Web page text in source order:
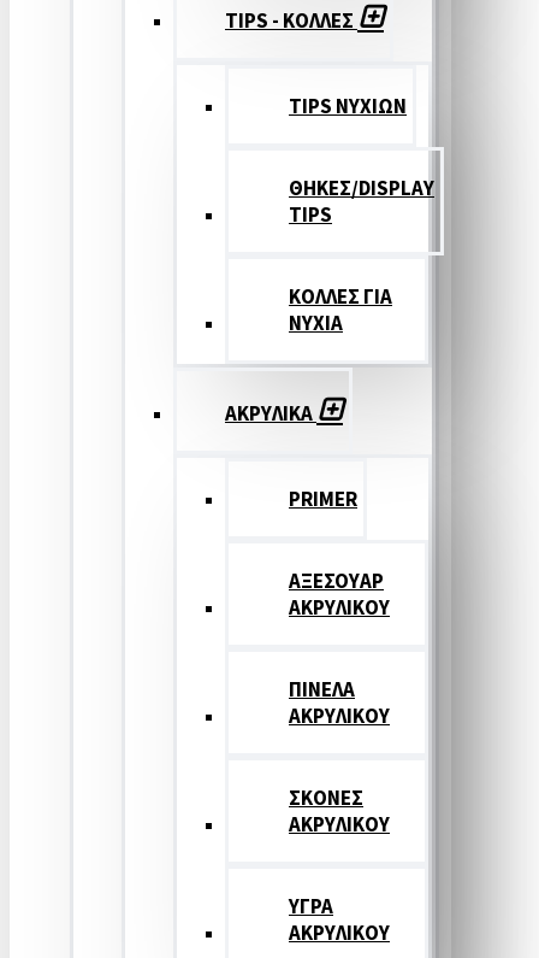
TIPS - ΚΟΛΛΕΣ
TIPS ΝΥΧΙΩΝ
ΘΗΚΕΣ/DISPLAY
TIPS
ΚΟΛΛΕΣ ΓΙΑ
ΝΥΧΙΑ
ΑΚΡΥΛΙΚΑ
PRIMER
ΑΞΕΣΟΥΑΡ
ΑΚΡΥΛΙΚΟΥ
ΠΙΝΕΛΑ
ΑΚΡΥΛΙΚΟΥ
ΣΚΟΝΕΣ
ΑΚΡΥΛΙΚΟΥ
ΥΓΡΑ
ΑΚΡΥΛΙΚΟΥ